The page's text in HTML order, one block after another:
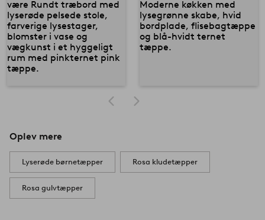
Oplev mere
Lyserøde børnetæpper Rosa kludetæpper
Rosa gulvtæpper